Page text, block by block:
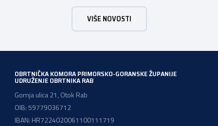
ljudima, Fitter je pravo mjesto za vas !Komunikativnost,
energičnost, pozitivan stav prema radu i ljubaznost su
neke od osobina koje su ključne za biti kvalitetan osobni
VIŠE NOVOSTI
OBRTNIČKA KOMORA PRIMORSKO-GORANSKE ŽUPANIJE
UDRUŽENJE OBRTNIKA RAB
Gornja ulica 21, Otok Rab
OIB: 59779036712
IBAN: HR7224020061100111719